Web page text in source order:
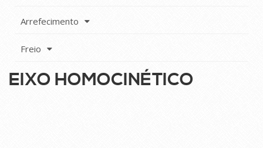
Arrefecimento
Freio
EIXO HOMOCINÉTICO